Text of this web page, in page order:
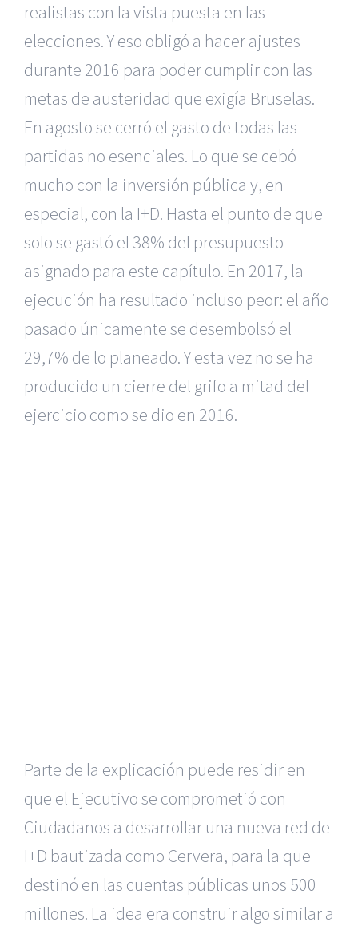
realistas con la vista puesta en las
elecciones. Y eso obligó a hacer ajustes
durante 2016 para poder cumplir con las
metas de austeridad que exigía Bruselas.
En agosto se cerró el gasto de todas las
partidas no esenciales. Lo que se cebó
mucho con la inversión pública y, en
especial, con la I+D. Hasta el punto de que
solo se gastó el 38% del presupuesto
asignado para este capítulo. En 2017, la
ejecución ha resultado incluso peor: el año
pasado únicamente se desembolsó el
29,7% de lo planeado. Y esta vez no se ha
producido un cierre del grifo a mitad del
ejercicio como se dio en 2016.
Parte de la explicación puede residir en
que el Ejecutivo se comprometió con
Ciudadanos a desarrollar una nueva red de
I+D bautizada como Cervera, para la que
destinó en las cuentas públicas unos 500
millones. La idea era construir algo similar a